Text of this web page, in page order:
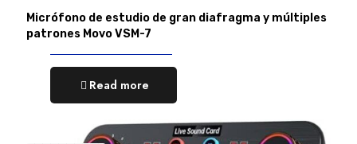
Micrófono de estudio de gran diafragma y múltiples
patrones Movo VSM-7
Read more